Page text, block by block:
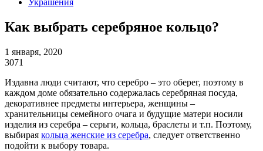
Украшения
Как выбрать серебряное кольцо?
1 января, 2020
3071
Издавна люди считают, что серебро – это оберег, поэтому в
каждом доме обязательно содержалась серебряная посуда,
декоративнее предметы интерьера, женщины –
хранительницы семейного очага и будущие матери носили
изделия из серебра – серьги, кольца, браслеты и т.п. Поэтому,
выбирая кольца женские из серебра, следует ответственно
подойти к выбору товара.